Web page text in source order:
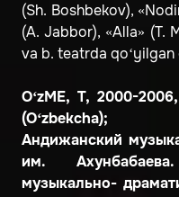
(Sh. Boshbekov),
(A. Jabbor), «Alla» (T.
va b. teatrda
O‘zME, T, 2000-
(O‘zbekcha);
Андижанский
им.
музыкально-